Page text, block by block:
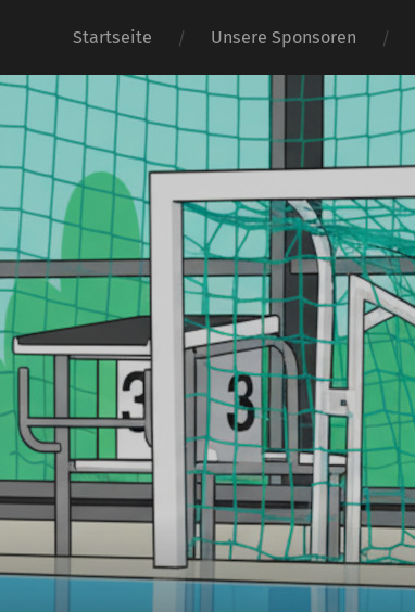
Startseite Unsere Sponsoren